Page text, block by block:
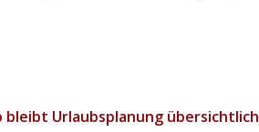
bleibt Urlaubsplanung übersichtlich